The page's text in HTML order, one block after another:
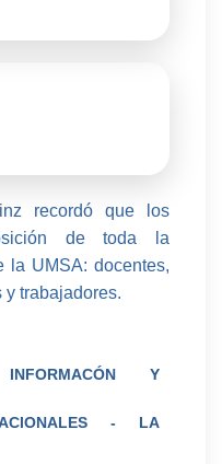
recordó que los
de toda la
la UMSA: docentes,
y trabajadores.
Y
- LA